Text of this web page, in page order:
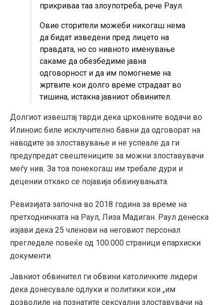
прикриваа таа злоупотреба, рече Раул.
Овие сторители можеби никогаш нема
да бидат изведени пред лицето на
правдата, но со нивното именување
сакаме да обезбедиме јавна
одговорност и да им помогнеме на
жртвите кои долго време страдаат во
тишина, истакна јавниот обвинител.
Долгиот извештај тврди дека црковните водачи во
Илиноис биле исклучително бавни да одговорат на
наводите за злоставување и не успеале да ги
предупредат свештениците за можни злоставувачи
меѓу нив. За тоа понекогаш им требале дури и
децении откако се појавија обвинувањата.
Ревизијата започна во 2018 година за време на
претходничката на Раул, Лиза Мадиган. Раул денеска
изјави дека 25 членови на неговиот персонал
прегледале повеќе од 100.000 страници епархиски
документи.
Јавниот обвинител ги обвини католичките лидери
дека донесувале одлуки и политики кои „им
дозволиле на познатите сексуални злоставувачи на